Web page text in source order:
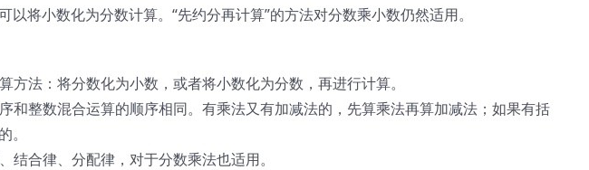
以将小数化为分数计算。“先约分再计算”的方法对分数乘小数仍然适用。
方法：将分数化为小数，或者将小数化为分数，再进行计算。
和整数混合运算的顺序相同。有乘法又有加减法的，先算乘法再算加减法；如果有括
。
结合律、分配律，对于分数乘法也适用。